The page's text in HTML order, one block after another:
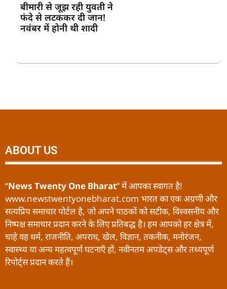
बीमारी से जूझ रही युवती ने
फंदे से लटककर दी जान!
नवंबर में होनी थी शादी
ABOUT US
“News Twenty One Bharat” में आपका स्वागत है!
www.newstwentyonebharat.com भारत का एक अग्रणी और
सत्यप्रिय समाचार पोर्टल है, जो अपने पाठकों को सटीक, विश्वसनीय और
निष्पक्ष समाचार प्रदान करने के लिए प्रतिबद्ध है। हम आपको हर क्षेत्र में,
चाहे वह धर्म, राजनीति, अपराध, खेल, विज्ञान, तकनीक, मनोरंजन,
स्वास्थ्य या अन्य महत्वपूर्ण घटनाएँ हों, नवीनतम अपडेट्स और तथ्यपूर्ण
रिपोर्ट्स प्रदान करते हैं।